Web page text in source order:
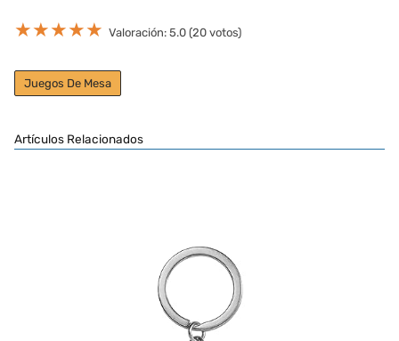
★★★★★ Valoración: 5.0 (20 votos)
Juegos De Mesa
Artículos Relacionados